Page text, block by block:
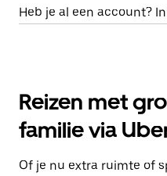
Heb je al een account?
Reizen met
familie via
Of je nu extra ruimte of